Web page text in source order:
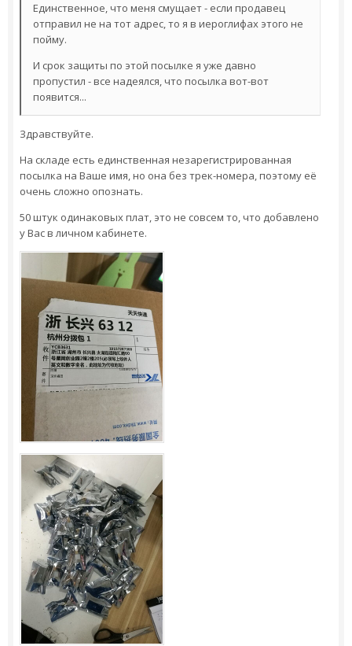
Единственное, что меня смущает - если продавец
отправил не на тот адрес, то я в иероглифах этого не
пойму.
И срок защиты по этой посылке я уже давно
пропустил - все надеялся, что посылка вот-вот
появится...
Здравствуйте.
На складе есть единственная незарегистрированная
посылка на Ваше имя, но она без трек-номера, поэтому её
очень сложно опознать.
50 штук одинаковых плат, это не совсем то, что добавлено
у Вас в личном кабинете.